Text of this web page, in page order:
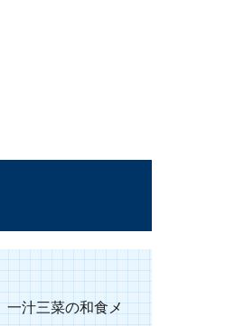
遇しよう
ょうか。ある雨の日にカエ
票そのままにしておきたい
一汁三菜の和食メ